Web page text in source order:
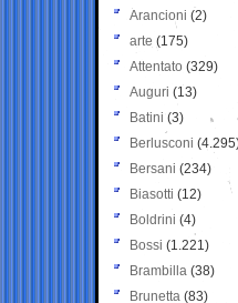
Arancioni (2)
arte (175)
Attentato (329)
Auguri (13)
Batini (3)
Berlusconi
Bersani (234)
Biasotti (12)
Boldrini (4)
Bossi (1.221)
Brambilla (38)
Brunetta (83)